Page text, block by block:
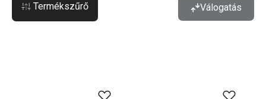
Termékszűrő Válogatás